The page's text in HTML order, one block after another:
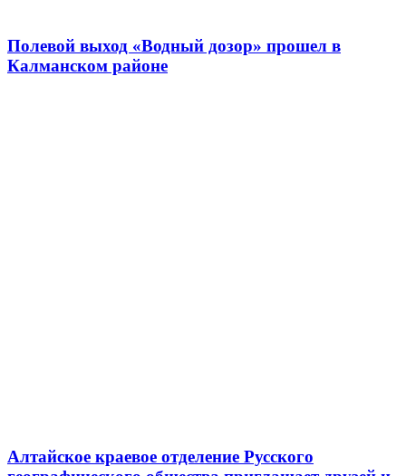
Полевой выход «Водный дозор» прошел в
Калманском районе
Алтайское краевое отделение Русского